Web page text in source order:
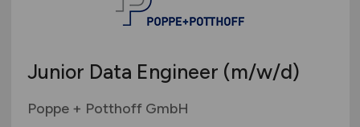
Junior Data Engineer (m/w/d)
Poppe + Potthoff GmbH